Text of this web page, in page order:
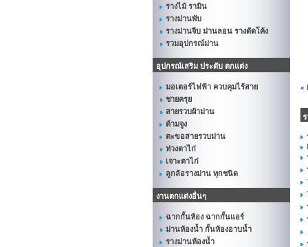
รางไม้ รามิน
รางม่านพับ
รางม่านจีบ ม่านลอน รางดัดโค้ง
รวมอุปกรณ์ม่าน
อุปกรณ์เสริม ประดับ ตกแต่ง
มอเตอร์ไฟฟ้า ควบคุมไร้สาย
ชายครุย
สายรวบผ้าม่าน
ด้ามจูง
ตะขอสายรวบม่าน
ห่วงตาไก่
เจาะตาไก่
ลูกล้อรางม่าน ทุกชนิด
งานตกแต่งอื่นๆ
ฉากกั้นห้อง ฉากกั้นแอร์
ม่านห้องน้ำ กั้นห้องอาบน้ำ
รางม่านห้องน้ำ
«